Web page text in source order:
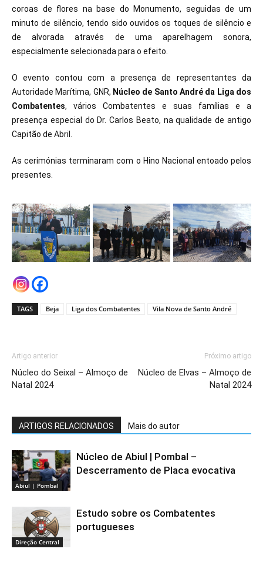
coroas de flores na base do Monumento, seguidas de um
minuto de silêncio, tendo sido ouvidos os toques de silêncio e
de alvorada através de uma aparelhagem sonora,
especialmente selecionada para o efeito.
O evento contou com a presença de representantes da
Autoridade Marítima, GNR, Núcleo de Santo André da Liga dos
Combatentes, vários Combatentes e suas famílias e a
presença especial do Dr. Carlos Beato, na qualidade de antigo
Capitão de Abril.
As cerimónias terminaram com o Hino Nacional entoado pelos
presentes.
TAGS Beja Liga dos Combatentes Vila Nova de Santo André
Artigo anterior
Núcleo do Seixal – Almoço de
Natal 2024
Próximo artigo
Núcleo de Elvas – Almoço de
Natal 2024
ARTIGOS RELACIONADOS Mais do autor
Abiul | Pombal
Núcleo de Abiul | Pombal –
Descerramento de Placa evocativa
Direção Central
Estudo sobre os Combatentes
portugueses